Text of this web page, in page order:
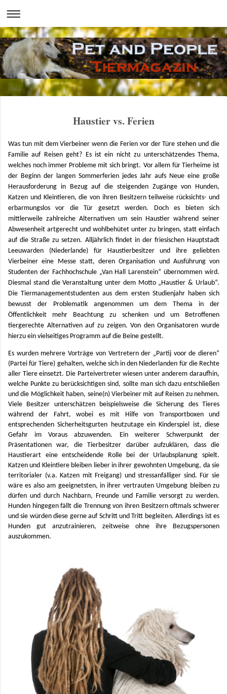
Haustier vs. Ferien
Was tun mit dem Vierbeiner wenn die Ferien vor der Türe stehen und die
Familie auf Reisen geht? Es ist ein nicht zu unterschätzendes Thema,
welches noch immer Probleme mit sich bringt. Vor allem für Tierheime ist
der Beginn der langen Sommerferien jedes Jahr aufs Neue eine große
Herausforderung in Bezug auf die steigenden Zugänge von Hunden,
Katzen und Kleintieren, die von ihren Besitzern teilweise rücksichts- und
erbarmungslos vor die Tür gesetzt werden. Doch es bieten sich
mittlerweile zahlreiche Alternativen um sein Haustier während seiner
Abwesenheit artgerecht und wohlbehütet unter zu bringen, statt einfach
auf die Straße zu setzen. Alljährlich findet in der friesischen Hauptstadt
Leeuwarden (Niederlande) für Haustierbesitzer und ihre geliebten
Vierbeiner eine Messe statt, deren Organisation und Ausführung von
Studenten der Fachhochschule „Van Hall Larenstein“ übernommen wird.
Diesmal stand die Veranstaltung unter dem Motto „Haustier & Urlaub“.
Die Tiermanagementstudenten aus dem ersten Studienjahr haben sich
bewusst der Problematik angenommen um dem Thema in der
Öffentlichkeit mehr Beachtung zu schenken und um Betroffenen
tiergerechte Alternativen auf zu zeigen. Von den Organisatoren wurde
hierzu ein vielseitiges Programm auf die Beine gestellt.
Es wurden mehrere Vorträge von Vertretern der „Partij voor de dieren“
(Partei für Tiere) gehalten, welche sich in den Niederlanden für die Rechte
aller Tiere einsetzt. Die Parteivertreter wiesen unter anderem daraufhin,
welche Punkte zu berücksichtigen sind, sollte man sich dazu entschließen
und die Möglichkeit haben, seine(n) Vierbeiner mit auf Reisen zu nehmen.
Viele Besitzer unterschätzen beispielsweise die Sicherung des Tieres
während der Fahrt, wobei es mit Hilfe von Transportboxen und
entsprechenden Sicherheitsgurten heutzutage ein Kinderspiel ist, diese
Gefahr im Voraus abzuwenden. Ein weiterer Schwerpunkt der
Präsentationen war, die Tierbesitzer darüber aufzuklären, dass die
Haustierart eine entscheidende Rolle bei der Urlaubsplanung spielt.
Katzen und Kleintiere bleiben lieber in ihrer gewohnten Umgebung, da sie
territorialer (v.a. Katzen mit Freigang) und stressanfälliger sind. Für sie
wäre es also am geeignetsten, in ihrer vertrauten Umgebung bleiben zu
dürfen und durch Nachbarn, Freunde und Familie versorgt zu werden.
Hunden hingegen fällt die Trennung von ihren Besitzern oftmals schwerer
und sie würden diese gerne auf Schritt und Tritt begleiten. Allerdings ist es
Hunden gut anzutrainieren, zeitweise ohne ihre Bezugspersonen
auszukommen.